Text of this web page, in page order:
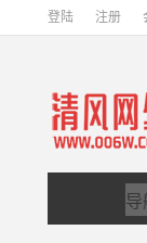
登陆 注册